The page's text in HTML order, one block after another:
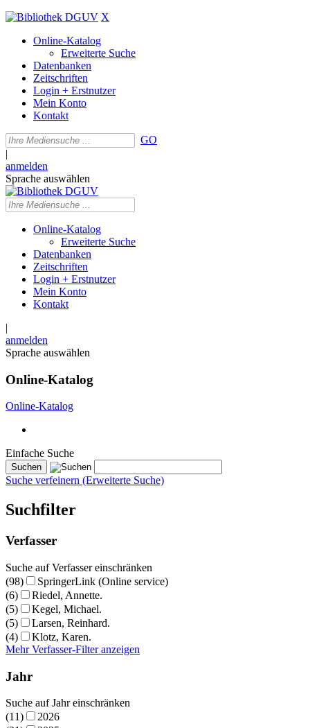
X
Online-Katalog
Erweiterte Suche
Datenbanken
Zeitschriften
Login + Erstnutzer
Mein Konto
Kontakt
GO
|
anmelden
Sprache auswählen
Online-Katalog
Erweiterte Suche
Datenbanken
Zeitschriften
Login + Erstnutzer
Mein Konto
Kontakt
|
anmelden
Sprache auswählen
Online-Katalog
Online-Katalog
Einfache Suche
Suche verfeinern (Erweiterte Suche)
Suchfilter
Verfasser
Suche auf Verfasser einschränken
(98)
SpringerLink (Online service)
(6)
Riedel, Annette.
(5)
Kegel, Michael.
(5)
Larsen, Reinhard.
(4)
Klotz, Karen.
Mehr Verfasser-Filter anzeigen
Jahr
Suche auf Jahr einschränken
(11)
2026